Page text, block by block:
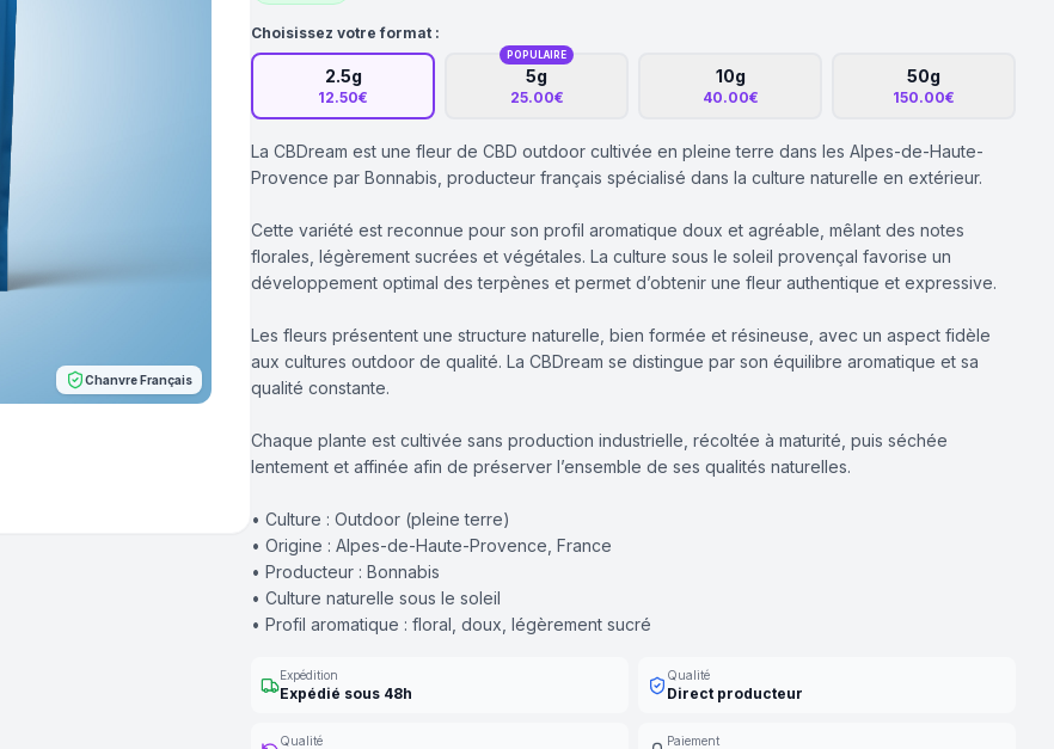
Chanvre Français
Choisissez votre format :
2.5g
12.50€
POPULAIRE
5g
25.00€
10g
40.00€
50g
150.00€
La CBDream est une fleur de CBD outdoor cultivée en pleine terre dans les Alpes-de-Haute-
Provence par Bonnabis, producteur français spécialisé dans la culture naturelle en extérieur.
Cette variété est reconnue pour son profil aromatique doux et agréable, mêlant des notes
florales, légèrement sucrées et végétales. La culture sous le soleil provençal favorise un
développement optimal des terpènes et permet d’obtenir une fleur authentique et expressive.
Les fleurs présentent une structure naturelle, bien formée et résineuse, avec un aspect fidèle
aux cultures outdoor de qualité. La CBDream se distingue par son équilibre aromatique et sa
qualité constante.
Chaque plante est cultivée sans production industrielle, récoltée à maturité, puis séchée
lentement et affinée afin de préserver l’ensemble de ses qualités naturelles.
• Culture : Outdoor (pleine terre)
• Origine : Alpes-de-Haute-Provence, France
• Producteur : Bonnabis
• Culture naturelle sous le soleil
• Profil aromatique : floral, doux, légèrement sucré
Expédition
Expédié sous 48h
Qualité
Direct producteur
Qualité Paiement